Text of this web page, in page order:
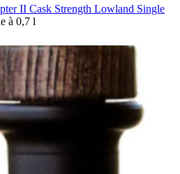
II Cask Strength Lowland Single
à 0,7 l